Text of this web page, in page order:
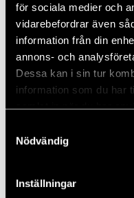
för sociala medier och
vidarebefordrar även
information från din
annons- och
Dessa kan i sin tur
information som du har
samlat in när du har
Nödvändig
Inställningar
Daniel vet hur
Griffels Daniel Thompsson
teknik och organisation. Så
engagemang är vi...
15-05-2025
gillar kunderna
kompaktare och snabbare
stora...